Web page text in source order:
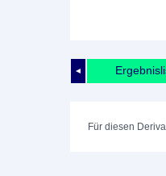
◄
Für diesen